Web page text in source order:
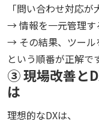
「問い合わせ対応が
→ 情報を一元管理す
→ その結果、ツール
という順番が正解で
③ 現場改善と
は
理想的なDXは、